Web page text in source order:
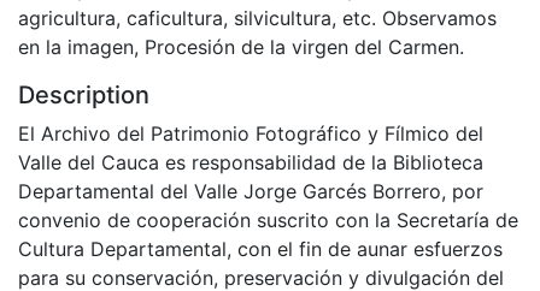
agricultura, caficultura, silvicultura, etc. Observamos
en la imagen, Procesión de la virgen del Carmen.
Description
El Archivo del Patrimonio Fotográfico y Fílmico del
Valle del Cauca es responsabilidad de la Biblioteca
Departamental del Valle Jorge Garcés Borrero, por
convenio de cooperación suscrito con la Secretaría de
Cultura Departamental, con el fin de aunar esfuerzos
para su conservación, preservación y divulgación del